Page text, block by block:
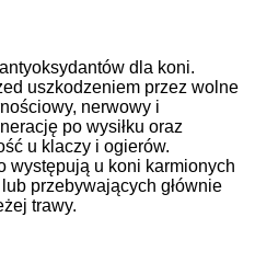
dla koni.
uszkodzeniem przez wolne
nerwowy i
po wysiłku oraz
u klaczy i ogierów.
występują u koni karmionych
przebywających głównie
trawy.